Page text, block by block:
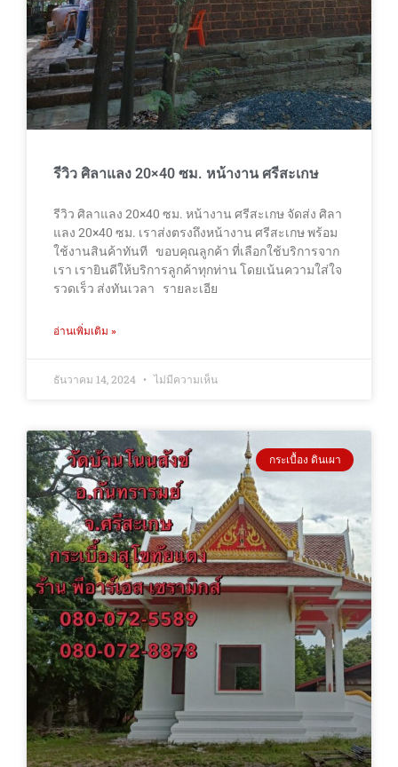
รีวิว ศิลาแลง 20×40 ซม. หน้างาน ศรีสะเกษ
รีวิว ศิลาแลง 20×40 ซม. หน้างาน ศรีสะเกษ จัดส่ง ศิลา
แลง 20×40 ซม. เราส่งตรงถึงหน้างาน ศรีสะเกษ พร้อม
ใช้งานสินค้าทันที ขอบคุณลูกค้า ที่เลือกใช้บริการจาก
เรา เรายินดีให้บริการลูกค้าทุกท่าน โดยเน้นความใส่ใจ
รวดเร็ว ส่งทันเวลา รายละเอีย
อ่านเพิ่มเติม »
ธันวาคม 14, 2024 ไม่มีความเห็น
กระเบื้อง ดินเผา